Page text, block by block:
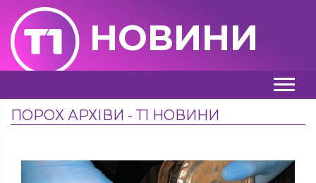
НОВИНИ
ПОРОХ АРХІВИ - Т1 НОВИНИ